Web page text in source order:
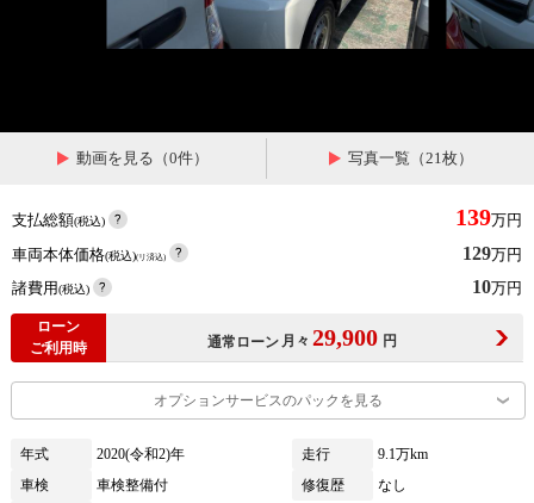
動画を見る（0件） 写真一覧（21枚）
支払総額(税込) 139万円
車両本体価格(税込)(リ済込) 129万円
諸費用(税込) 10万円
ローン
ご利用時
通常ローン 月々 29,900 円
オプションサービスのパックを見る
年式 2020(令和2)年 走行
9.1万km
車検
車検整備付 修復歴
なし